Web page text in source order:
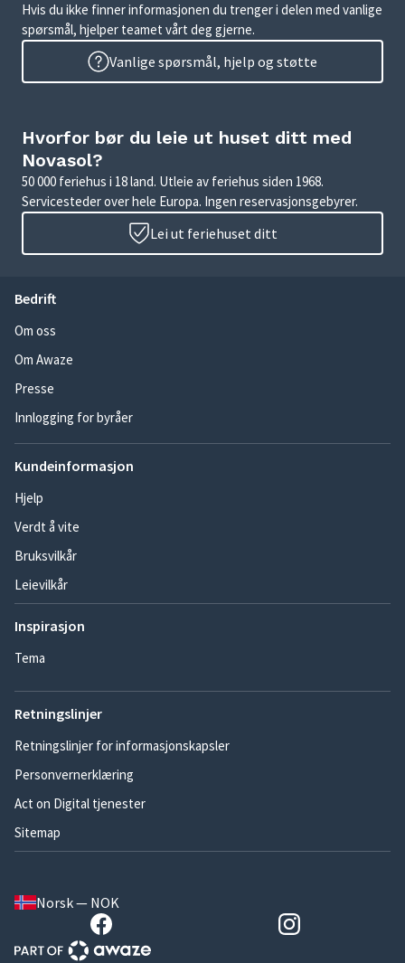
Hvis du ikke finner informasjonen du trenger i delen med vanlige
spørsmål, hjelper teamet vårt deg gjerne.
Vanlige spørsmål, hjelp og støtte
Hvorfor bør du leie ut huset ditt med
Novasol?
50 000 feriehus i 18 land. Utleie av feriehus siden 1968.
Servicesteder over hele Europa. Ingen reservasjonsgebyrer.
Lei ut feriehuset ditt
Bedrift
Om oss
Om Awaze
Presse
Innlogging for byråer
Kundeinformasjon
Hjelp
Verdt å vite
Bruksvilkår
Leievilkår
Inspirasjon
Tema
Retningslinjer
Retningslinjer for informasjonskapsler
Personvernerklæring
Act on Digital tjenester
Sitemap
Norsk — NOK